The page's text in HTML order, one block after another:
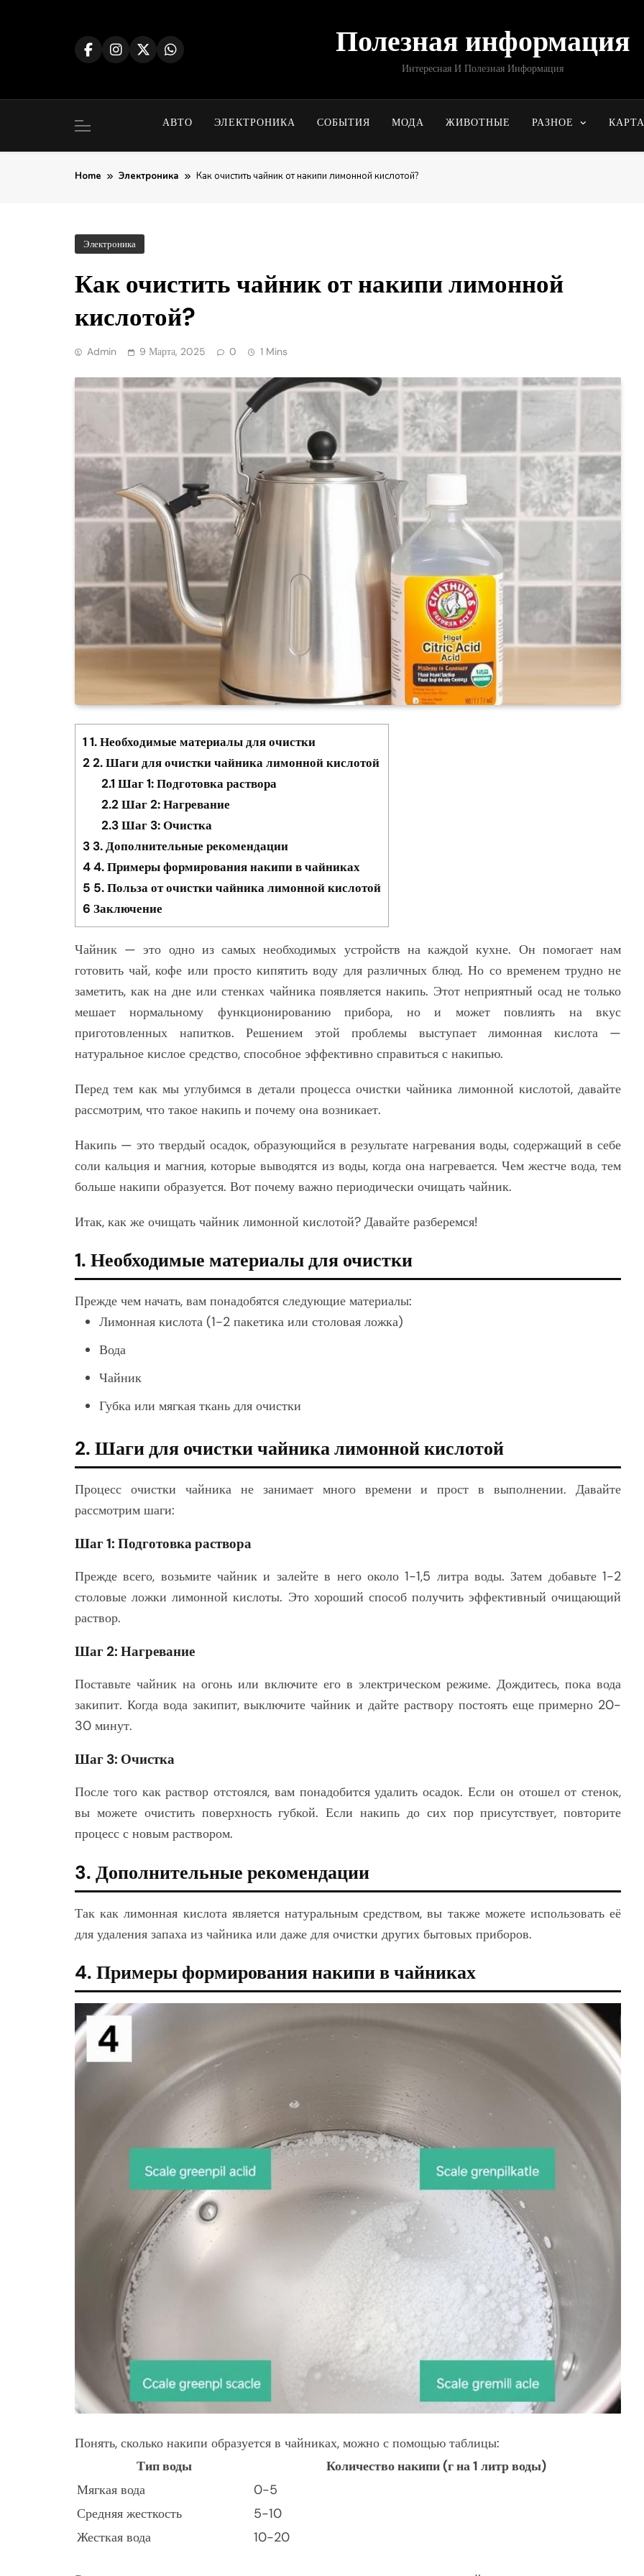
Полезная информация
Интересная И Полезная Информация
АВТО ЭЛЕКТРОНИКА СОБЫТИЯ МОДА ЖИВОТНЫЕ РАЗНОЕ КАРТА
Home Электроника Как очистить чайник от накипи лимонной кислотой?
Электроника
Как очистить чайник от накипи лимонной
кислотой?
Admin 9 Марта, 2025 0 1 Mins
1 1. Необходимые материалы для очистки
22. Шаги для очистки чайника лимонной кислотой
2.1 Шаг 1: Подготовка раствора
2.2Шаг 2: Нагревание
2.3Шаг 3: Очистка
33. Дополнительные рекомендации
44. Примеры формирования накипи в чайниках
5 5. Польза от очистки чайника лимонной кислотой
6 Заключение
Чайник — это одно из самых необходимых устройств на каждой кухне. Он помогает нам
готовить чай, кофе или просто кипятить воду для различных блюд. Но со временем трудно не
заметить, как на дне или стенках чайника появляется накипь. Этот неприятный осад не только
мешает нормальному функционированию прибора, но и может повлиять на вкус
приготовленных напитков. Решением этой проблемы выступает лимонная кислота —
натуральное кислое средство, способное эффективно справиться с накипью.
Перед тем как мы углубимся в детали процесса очистки чайника лимонной кислотой, давайте
рассмотрим, что такое накипь и почему она возникает.
Накипь — это твердый осадок, образующийся в результате нагревания воды, содержащий в себе
соли кальция и магния, которые выводятся из воды, когда она нагревается. Чем жестче вода, тем
больше накипи образуется. Вот почему важно периодически очищать чайник.
Итак, как же очищать чайник лимонной кислотой? Давайте разберемся!
1. Необходимые материалы для очистки
Прежде чем начать, вам понадобятся следующие материалы:
Лимонная кислота (1-2 пакетика или столовая ложка)
Вода
Чайник
Губка или мягкая ткань для очистки
2. Шаги для очистки чайника лимонной кислотой
Процесс очистки чайника не занимает много времени и прост в выполнении. Давайте
рассмотрим шаги:
Шаг 1: Подготовка раствора
Прежде всего, возьмите чайник и залейте в него около 1-1,5 литра воды. Затем добавьте 1-2
столовые ложки лимонной кислоты. Это хороший способ получить эффективный очищающий
раствор.
Шаг 2: Нагревание
Поставьте чайник на огонь или включите его в электрическом режиме. Дождитесь, пока вода
закипит. Когда вода закипит, выключите чайник и дайте раствору постоять еще примерно 20-
30 минут.
Шаг 3: Очистка
После того как раствор отстоялся, вам понадобится удалить осадок. Если он отошел от стенок,
вы можете очистить поверхность губкой. Если накипь до сих пор присутствует, повторите
процесс с новым раствором.
3. Дополнительные рекомендации
Так как лимонная кислота является натуральным средством, вы также можете использовать её
для удаления запаха из чайника или даже для очистки других бытовых приборов.
4. Примеры формирования накипи в чайниках
Понять, сколько накипи образуется в чайниках, можно с помощью таблицы:
Тип воды
Количество накипи (г на 1 литр воды)
Мягкая вода
0-5
Средняя жесткость
5-10
Жесткая вода
10-20